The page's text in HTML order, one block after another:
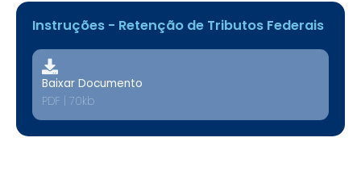
Instruções - Retenção de Tributos Federais
Baixar Documento
PDF | 70kb